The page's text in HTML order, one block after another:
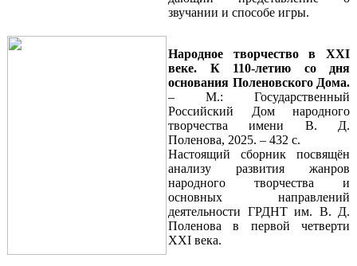
звучании и способе игры.
Народное творчество в XXI
веке. К 110-летию со дня
основания Поленовского Дома.
– М.: Государственный
Российский Дом народного
творчества имени В. Д.
Поленова, 2025. – 432 с.
Настоящий сборник посвящён
анализу развития жанров
народного творчества и
основных направлений
деятельности ГРДНТ им. В. Д.
Поленова в первой четверти
XXI века.